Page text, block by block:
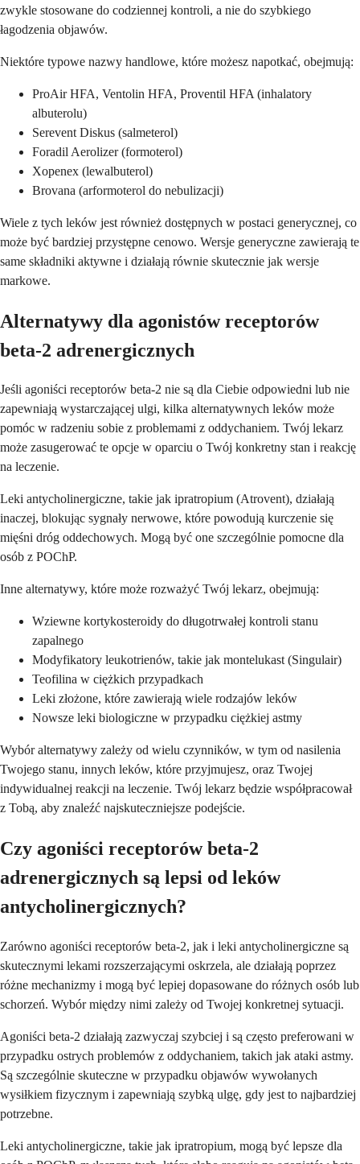
zwykle stosowane do codziennej kontroli, a nie do szybkiego
łagodzenia objawów.
Niektóre typowe nazwy handlowe, które możesz napotkać, obejmują:
ProAir HFA, Ventolin HFA, Proventil HFA (inhalatory
albuterolu)
Serevent Diskus (salmeterol)
Foradil Aerolizer (formoterol)
Xopenex (lewalbuterol)
Brovana (arformoterol do nebulizacji)
Wiele z tych leków jest również dostępnych w postaci generycznej, co
może być bardziej przystępne cenowo. Wersje generyczne zawierają te
same składniki aktywne i działają równie skutecznie jak wersje
markowe.
Alternatywy dla agonistów receptorów
beta-2 adrenergicznych
Jeśli agoniści receptorów beta-2 nie są dla Ciebie odpowiedni lub nie
zapewniają wystarczającej ulgi, kilka alternatywnych leków może
pomóc w radzeniu sobie z problemami z oddychaniem. Twój lekarz
może zasugerować te opcje w oparciu o Twój konkretny stan i reakcję
na leczenie.
Leki antycholinergiczne, takie jak ipratropium (Atrovent), działają
inaczej, blokując sygnały nerwowe, które powodują kurczenie się
mięśni dróg oddechowych. Mogą być one szczególnie pomocne dla
osób z POChP.
Inne alternatywy, które może rozważyć Twój lekarz, obejmują:
Wziewne kortykosteroidy do długotrwałej kontroli stanu
zapalnego
Modyfikatory leukotrienów, takie jak montelukast (Singulair)
Teofilina w ciężkich przypadkach
Leki złożone, które zawierają wiele rodzajów leków
Nowsze leki biologiczne w przypadku ciężkiej astmy
Wybór alternatywy zależy od wielu czynników, w tym od nasilenia
Twojego stanu, innych leków, które przyjmujesz, oraz Twojej
indywidualnej reakcji na leczenie. Twój lekarz będzie współpracował
z Tobą, aby znaleźć najskuteczniejsze podejście.
Czy agoniści receptorów beta-2
adrenergicznych są lepsi od leków
antycholinergicznych?
Zarówno agoniści receptorów beta-2, jak i leki antycholinergiczne są
skutecznymi lekami rozszerzającymi oskrzela, ale działają poprzez
różne mechanizmy i mogą być lepiej dopasowane do różnych osób lub
schorzeń. Wybór między nimi zależy od Twojej konkretnej sytuacji.
Agoniści beta-2 działają zazwyczaj szybciej i są często preferowani w
przypadku ostrych problemów z oddychaniem, takich jak ataki astmy.
Są szczególnie skuteczne w przypadku objawów wywołanych
wysiłkiem fizycznym i zapewniają szybką ulgę, gdy jest to najbardziej
potrzebne.
Leki antycholinergiczne, takie jak ipratropium, mogą być lepsze dla